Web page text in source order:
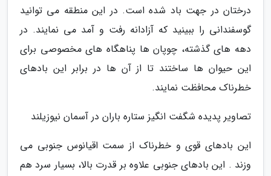
درختان در جهت باد شده است. در این منطقه می توانید
گوسفندانی را ببینید که آزادانه رفت و آمد می نمایند. در
دهه های گذشته، چوپان ها پناهگاه های مخصوصی برای
این حیوان ها ساختند تا از آن ها در برابر این بادهای
خطرناک محافظت نمایند.
تصاویر پدیده شگفت انگیز ستاره باران در آسمان نیوزیلند
این بادهای قوی و خطرناک از سمت اقیانوس جنوبی می
وزند . این بادهای جنوبی علاوه بر قدرت بالا، بسیار سرد هم